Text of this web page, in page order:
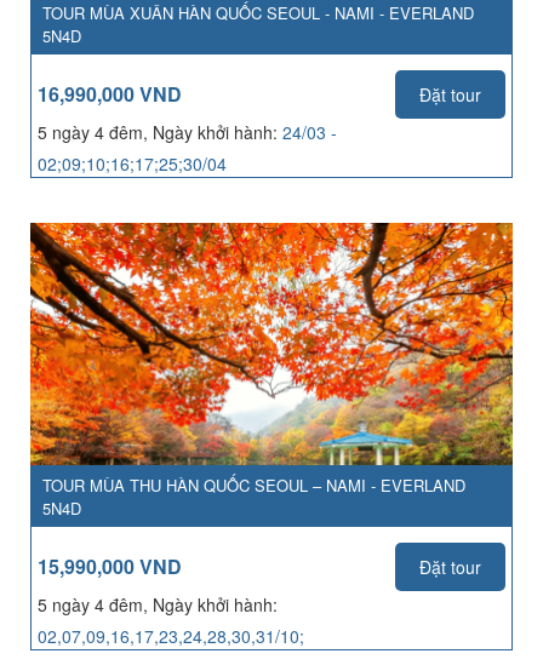
TOUR MÙA XUÂN HÀN QUỐC SEOUL - NAMI - EVERLAND
5N4D
16,990,000 VND
Đặt tour
5 ngày 4 đêm, Ngày khởi hành: 24/03 -
02;09;10;16;17;25;30/04
TOUR MÙA THU HÀN QUỐC SEOUL – NAMI - EVERLAND
5N4D
15,990,000 VND
Đặt tour
5 ngày 4 đêm, Ngày khởi hành:
02,07,09,16,17,23,24,28,30,31/10;